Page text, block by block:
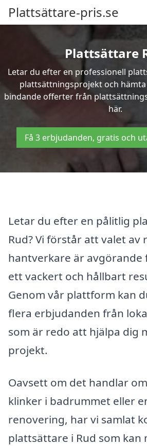
Plattsättare-pris.se
Plattsättare
Letar du efter en professionell
plattsättningsprojekt och
bindande offerter från
här.
Få 3 erbjudanden, gratis och
Letar du efter en pålitlig
Rud? Vi förstår att valet av
hantverkare är avgörande
ett vackert och hållbart
Genom vår plattform kan
flera erbjudanden från
som är redo att hjälpa dig
projekt.
Oavsett om det handlar
klinker i badrummet eller
renovering, har vi samlat
plattsättare i Rud som kan